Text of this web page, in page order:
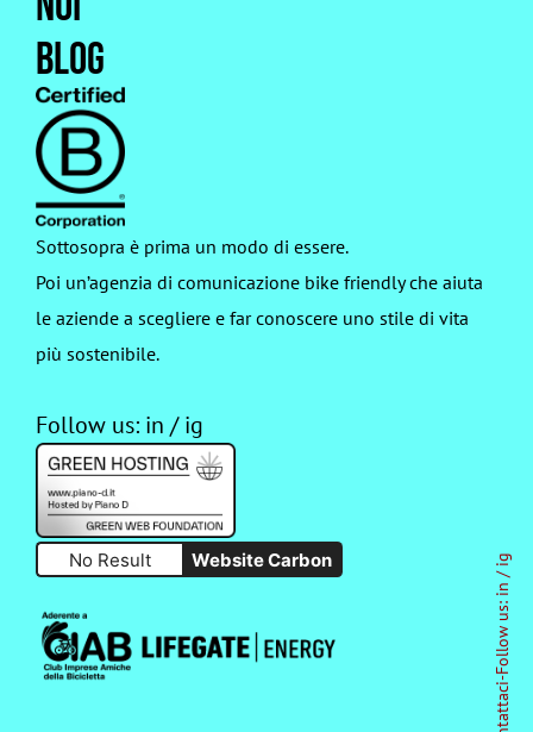
-
Follow us:
in
/
ig
Blog
Follow us: in /ig
No Result Website Carbon
Sottosopra è prima un modo di essere.
Poi un’agenzia di comunicazione bike friendly che aiuta
le aziende a scegliere e far conoscere uno stile di vita
più sostenibile.